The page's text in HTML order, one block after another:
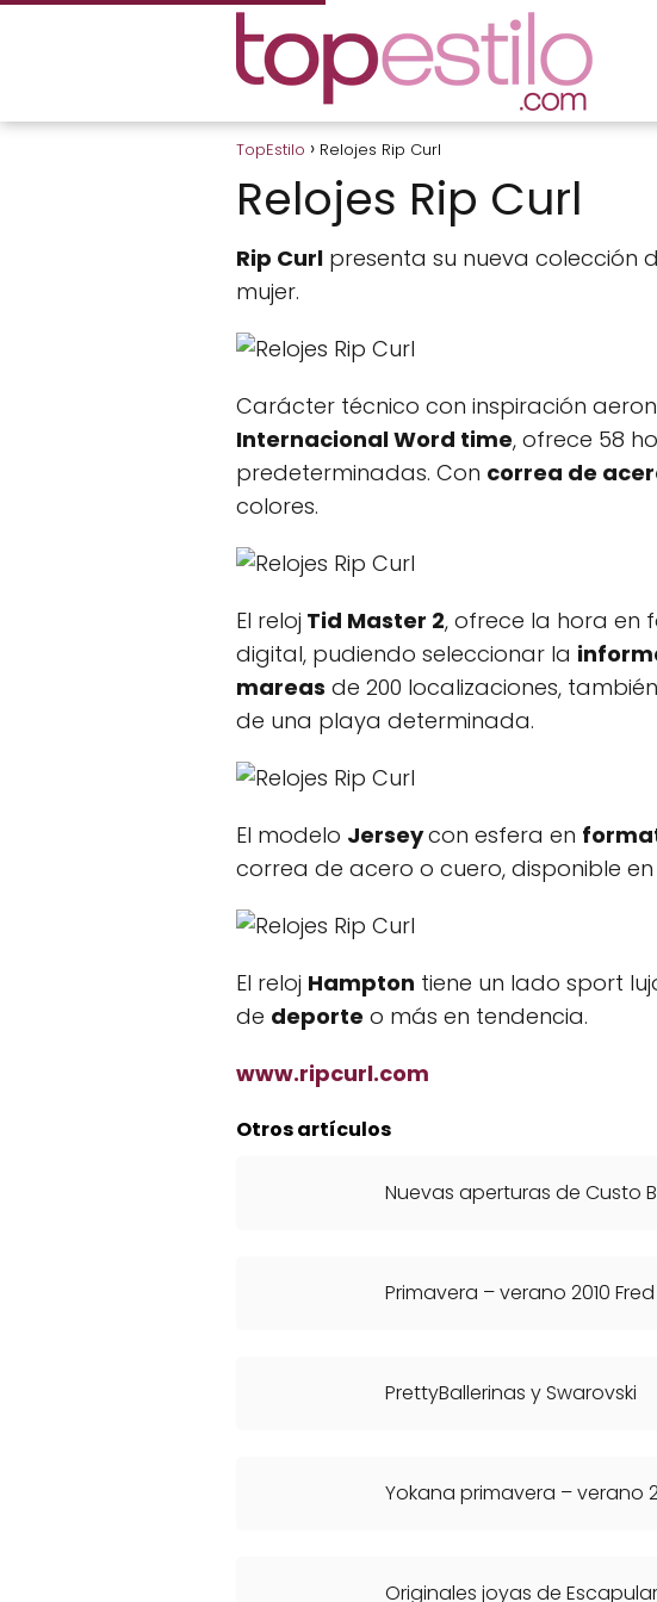
TopEstilo Relojes Rip Curl
Relojes Rip Curl
Rip Curl presenta su nueva colección
mujer.
Carácter técnico con inspiración
Internacional Word time, ofrece 58
predeterminadas. Con correa de
colores.
El reloj Tid Master 2, ofrece la hora en
digital, pudiendo seleccionar la
mareas de 200 localizaciones,
de una playa determinada.
El modelo Jerseycon esfera en
correa de acero o cuero, disponible
El reloj Hampton tiene un lado sport
de deporte o más en tendencia.
www.ripcurl.com
Otros artículos
Nuevas aperturas de Custo
Primavera – verano 2010
PrettyBallerinas y Swarovski
Yokana primavera – verano
Originales joyas de